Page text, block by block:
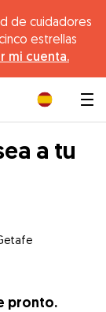
de cuidadores
estrellas
mi cuenta.
a tu
pronto.